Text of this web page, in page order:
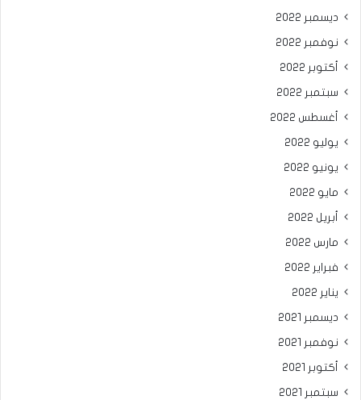
ديسمبر 2022
نوفمبر 2022
أكتوبر 2022
سبتمبر 2022
أغسطس 2022
يوليو 2022
يونيو 2022
مايو 2022
أبريل 2022
مارس 2022
فبراير 2022
يناير 2022
ديسمبر 2021
نوفمبر 2021
أكتوبر 2021
سبتمبر 2021